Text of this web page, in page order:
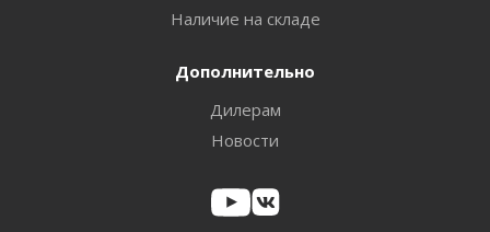
Наличие на складе
Дополнительно
Дилерам
Новости